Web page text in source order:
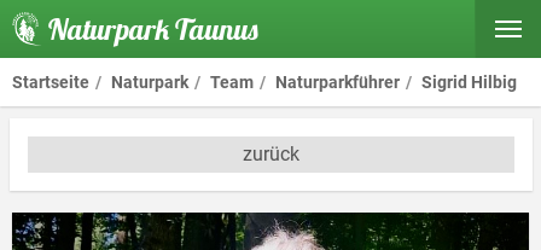
Naturpark Taunus
Startseite Naturpark Team Naturparkführer Sigrid Hilbig
zurück